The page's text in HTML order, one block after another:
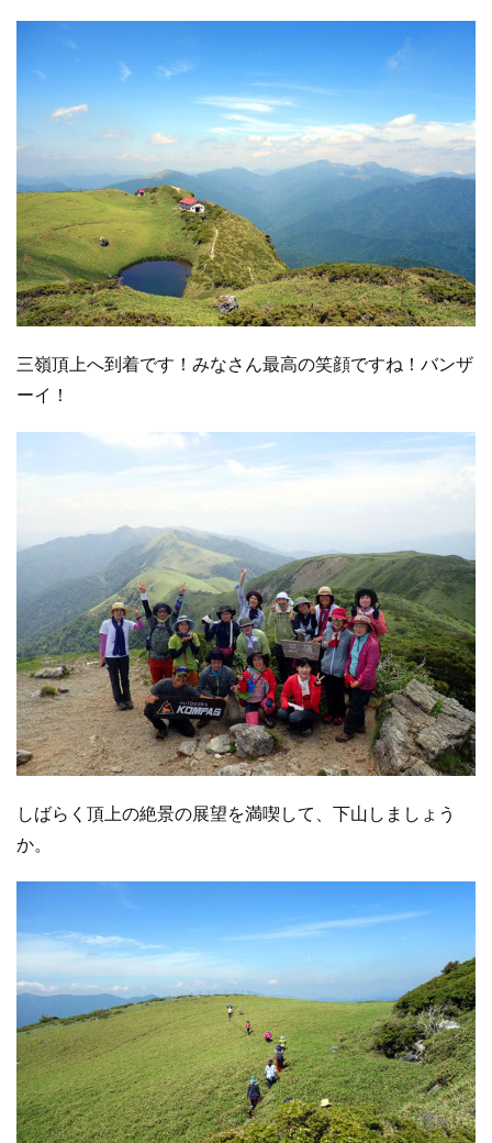
三嶺頂上へ到着です！みなさん最高の笑顔ですね！バンザ
ーイ！
しばらく頂上の絶景の展望を満喫して、下山しましょう
か。